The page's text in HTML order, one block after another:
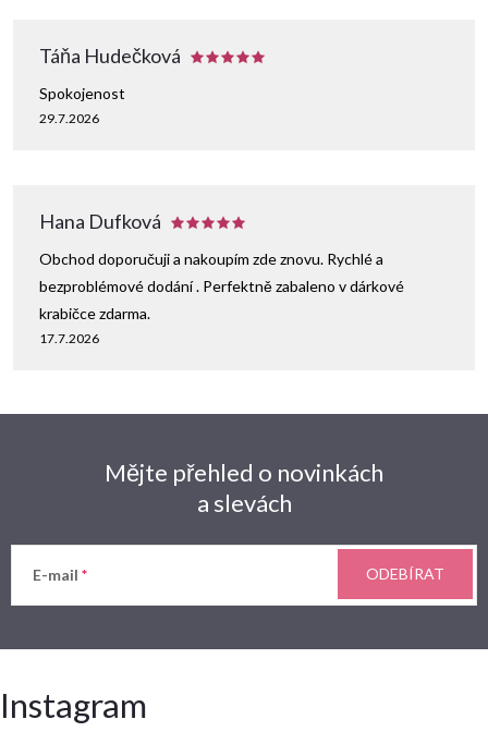
Táňa Hudečková
29.7.2026
Spokojenost
Hana Dufková
17.7.2026
Obchod doporučuji a nakoupím zde znovu. Rychlé a
bezproblémové dodání . Perfektně zabaleno v dárkové
krabičce zdarma.
Mějte přehled o novinkách
a slevách
E-mail ODEBÍRAT
Instagram